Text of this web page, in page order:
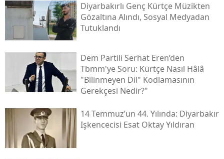
Diyarbakırlı Genç Kürtçe Müzikten
Gözaltına Alındı, Sosyal Medyadan
Tutuklandı
Dem Partili Serhat Eren’den
Tbmm'ye Soru: Kürtçe Nasıl Hâlâ
"bilinmeyen Dil" Kodlamasının
Gerekçesi Nedir?"
14 Temmuz’un 44. Yılında: Diyarbakır
Işkencecisi Esat Oktay Yıldıran